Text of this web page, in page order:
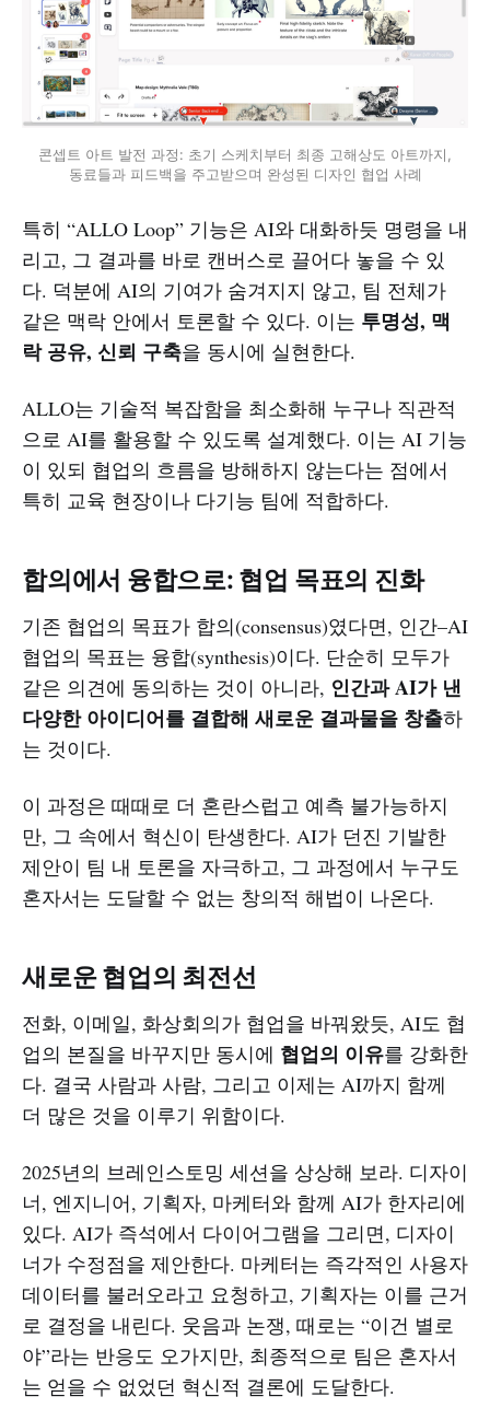
콘셉트 아트 발전 과정: 초기 스케치부터 최종 고해상도 아트까지,
동료들과 피드백을 주고받으며 완성된 디자인 협업 사례
특히 “ALLO Loop” 기능은 AI와 대화하듯 명령을 내
리고, 그 결과를 바로 캔버스로 끌어다 놓을 수 있
다. 덕분에 AI의 기여가 숨겨지지 않고, 팀 전체가
같은 맥락 안에서 토론할 수 있다. 이는 투명성, 맥
락 공유, 신뢰 구축을 동시에 실현한다.
ALLO는 기술적 복잡함을 최소화해 누구나 직관적
으로 AI를 활용할 수 있도록 설계했다. 이는 AI 기능
이 있되 협업의 흐름을 방해하지 않는다는 점에서
특히 교육 현장이나 다기능 팀에 적합하다.
합의에서 융합으로: 협업 목표의 진화
기존 협업의 목표가 합의(consensus)였다면, 인간–AI
협업의 목표는 융합(synthesis)이다. 단순히 모두가
같은 의견에 동의하는 것이 아니라, 인간과 AI가 낸
다양한 아이디어를 결합해 새로운 결과물을 창출하
는 것이다.
이 과정은 때때로 더 혼란스럽고 예측 불가능하지
만, 그 속에서 혁신이 탄생한다. AI가 던진 기발한
제안이 팀 내 토론을 자극하고, 그 과정에서 누구도
혼자서는 도달할 수 없는 창의적 해법이 나온다.
새로운 협업의 최전선
전화, 이메일, 화상회의가 협업을 바꿔왔듯, AI도 협
업의 본질을 바꾸지만 동시에 협업의 이유를 강화한
다. 결국 사람과 사람, 그리고 이제는 AI까지 함께
더 많은 것을 이루기 위함이다.
2025년의 브레인스토밍 세션을 상상해 보라. 디자이
너, 엔지니어, 기획자, 마케터와 함께 AI가 한자리에
있다. AI가 즉석에서 다이어그램을 그리면, 디자이
너가 수정점을 제안한다. 마케터는 즉각적인 사용자
데이터를 불러오라고 요청하고, 기획자는 이를 근거
로 결정을 내린다. 웃음과 논쟁, 때로는 “이건 별로
야”라는 반응도 오가지만, 최종적으로 팀은 혼자서
는 얻을 수 없었던 혁신적 결론에 도달한다.